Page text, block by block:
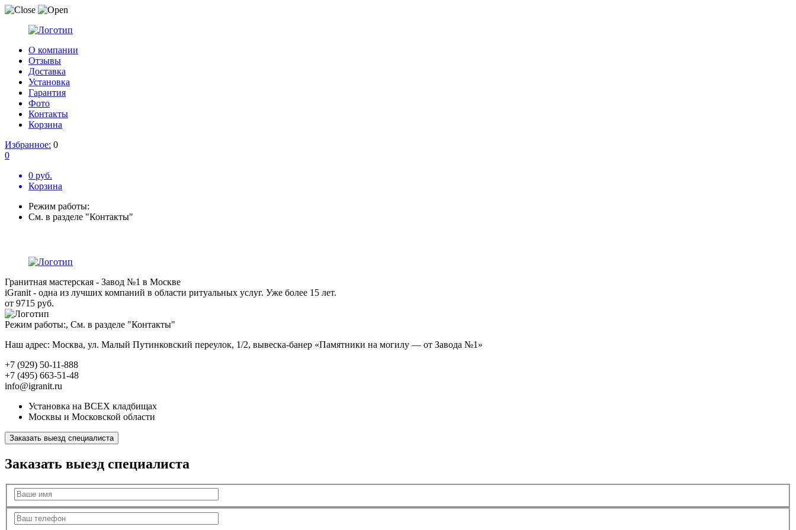
О компании
Отзывы
Доставка
Установка
Гарантия
Фото
Контакты
Корзина
Избранное: 0
0
0 руб.
Корзина
Режим работы:
См. в разделе "Контакты"
Гранитная мастерская - Завод №1 в Москве
iGranit - одна из лучших компаний в области ритуальных услуг. Уже более 15 лет.
от 9715 руб.
Режим работы:, См. в разделе "Контакты"
Наш адрес: Москва, ул. Малый Путинковский переулок, 1/2, вывеска-банер «Памятники на могилу — от Завода №1»
+7 (929) 50-11-888
+7 (495) 663-51-48
info@igranit.ru
Установка на ВСЕХ кладбищах
Москвы и Московской области
Заказать выезд специалиста
Заказать выезд специалиста